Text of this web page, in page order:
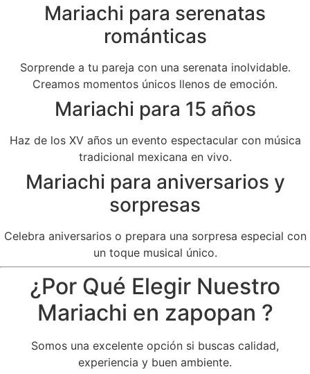
Mariachi para serenatas
románticas
Sorprende a tu pareja con una serenata inolvidable.
Creamos momentos únicos llenos de emoción.
Mariachi para 15 años
Haz de los XV años un evento espectacular con música
tradicional mexicana en vivo.
Mariachi para aniversarios y
sorpresas
Celebra aniversarios o prepara una sorpresa especial con
un toque musical único.
¿Por Qué Elegir Nuestro
Mariachi en zapopan ?
Somos una excelente opción si buscas calidad,
experiencia y buen ambiente.